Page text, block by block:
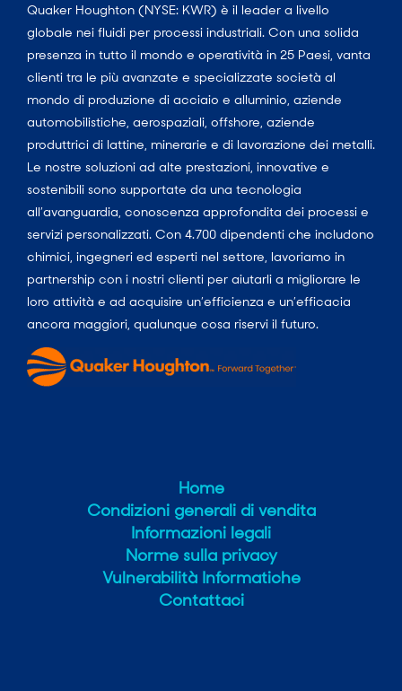
Quaker Houghton (NYSE: KWR) è il leader a livello
globale nei fluidi per processi industriali. Con una solida
presenza in tutto il mondo e operatività in 25 Paesi, vanta
clienti tra le più avanzate e specializzate società al
mondo di produzione di acciaio e alluminio, aziende
automobilistiche, aerospaziali, offshore, aziende
produttrici di lattine, minerarie e di lavorazione dei metalli.
Le nostre soluzioni ad alte prestazioni, innovative e
sostenibili sono supportate da una tecnologia
all’avanguardia, conoscenza approfondita dei processi e
servizi personalizzati. Con 4.700 dipendenti che includono
chimici, ingegneri ed esperti nel settore, lavoriamo in
partnership con i nostri clienti per aiutarli a migliorare le
loro attività e ad acquisire un’efficienza e un’efficacia
ancora maggiori, qualunque cosa riservi il futuro.
Home
Condizioni generali di vendita
Informazioni legali
Norme sulla privacy
Vulnerabilità Informatiche
Contattaci